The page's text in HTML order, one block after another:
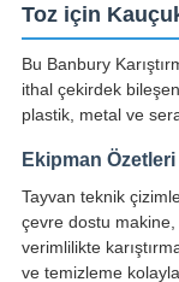
Toz için
Bu Banbury
ithal çekirdek
plastik, metal ve
Ekipman Özetleri
Tayvan teknik
çevre dostu makine,
verimlilikte
ve temizleme